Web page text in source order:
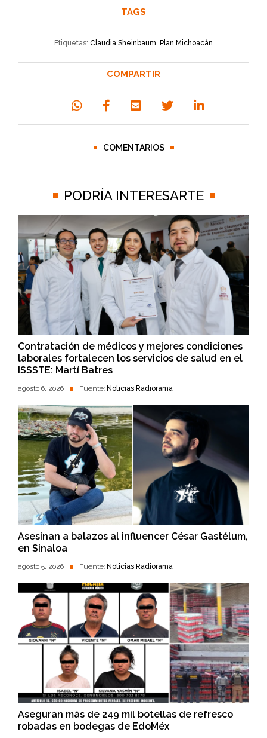
TAGS
Etiquetas: Claudia Sheinbaum, Plan Michoacán
COMPARTIR
COMENTARIOS
PODRÍA INTERESARTE
Contratación de médicos y mejores condiciones
laborales fortalecen los servicios de salud en el
ISSSTE: Martí Batres
agosto 6, 2026 Fuente: Noticias Radiorama
Asesinan a balazos al influencer César Gastélum,
en Sinaloa
agosto 5, 2026 Fuente: Noticias Radiorama
Aseguran más de 249 mil botellas de refresco
robadas en bodegas de EdoMéx